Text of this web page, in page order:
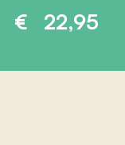
22,95
€